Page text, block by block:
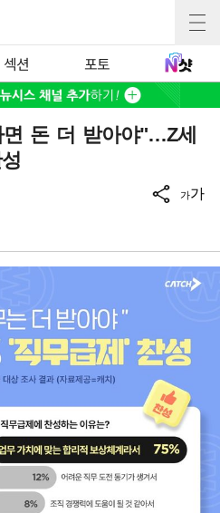
섹션 포토
돈 더 받아야"…Z세
가가